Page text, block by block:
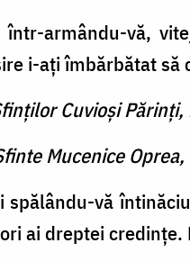
într-armându-vă,
i-aţi îmbărbătat să
Cuvioşi
Mucenice
vă
ai drep­tei credinţe.